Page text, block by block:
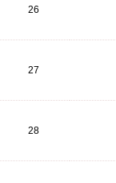
26
27
28